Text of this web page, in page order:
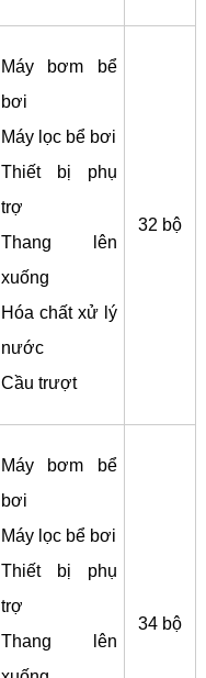
Máy bơm bể
bơi
Máy lọc bể bơi
Thiết bị phụ
trợ
Thang lên
xuống
Hóa chất xử lý
nước
Cầu trượt
32 bộ
Máy bơm bể
bơi
Máy lọc bể bơi
Thiết bị phụ
trợ
Thang lên
34 bộ